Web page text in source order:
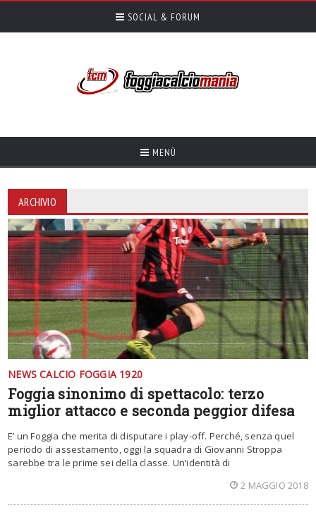
SOCIAL & FORUM
MENÙ
ARCHIVIO
NEWS CALCIO FOGGIA 1920
Foggia sinonimo di spettacolo: terzo
miglior attacco e seconda peggior difesa
E’ un Foggia che merita di disputare i play-off. Perché, senza quel
periodo di assestamento, oggi la squadra di Giovanni Stroppa
sarebbe tra le prime sei della classe. Un’identità di
2 MAGGIO 2018